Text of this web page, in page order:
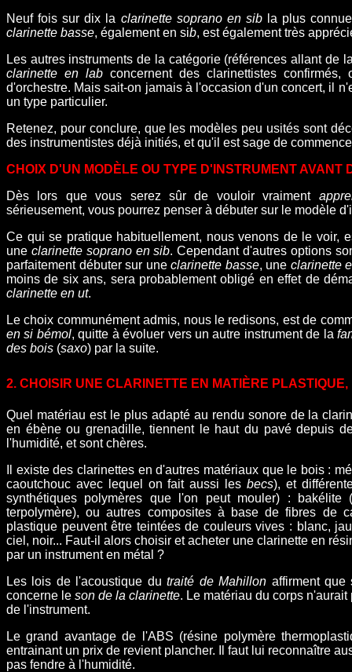
Neuf fois sur dix la clarinette soprano en sibla plus
clarinette basse, également en sib, est également très
Les autres instruments de la catégorie (références allant de
clarinette en lab concernent des clarinettistes
d'orchestre. Mais sait-on jamais à l'occasion d'un concert, il
un type particulier.
Retenez, pour conclure, que les modèles peu usités sont
des instrumentistes déjà initiés, et qu'il est sage de
CHOIX D'UN MODÈLE OU TYPE D'INSTRUMENT
Dès lors que vous serez sûr de vouloir vraiment
sérieusement, vous pourrez penser à débuter sur le modèle
Ce qui se pratique habituellement, nous venons de le voir,
une clarinette soprano en sib. Cependant d'autres options
parfaitement débuter sur uneclarinette basse, une clarinette
moins de six ans, sera probablement obligé en effet de
clarinette en ut.
Le choix communément admis, nous le redisons, est de
en si bémol, quitte à évoluer vers un autre instrument de la
des bois (saxo) par la suite.
2. CHOISIR UNE CLARINETTE EN MATIÈRE
Quel matériau est le plus adapté au rendu sonore de la
en ébène ou grenadille, tiennent le haut du pavé depuis
l'humidité, et sont chères.
Il existe des clarinettes en d'autres matériaux que le bois :
caoutchouc avec lequel on fait aussi les becs), et
synthétiques polymères que l'on peut mouler) : bakélite
terpolymère), ou autres composites à base de fibres de
plastique peuvent être teintées de couleurs vives : blanc,
ciel, noir... Faut-il alors choisir et acheter une clarinette en
par un instrument en métal ?
Les lois de l'acoustique dutraité de Mahillon affirment
concerne le son de la clarinette. Le matériau du corps
de l'instrument.
Le grand avantage de l'ABS (résine polymère
entrainant un prix de revient plancher. Il faut lui reconnaître
pas fendre à l'humidité.